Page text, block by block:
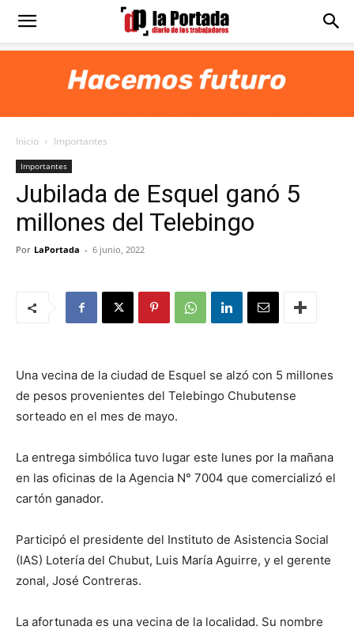
Diario
Portada
Inicio Importantes
Importantes
Jubilada de Esquel ganó 5
millones del Telebingo
Por LaPortada - 6 junio, 2022
Una vecina de la ciudad de Esquel se alzó con 5 millones
de pesos provenientes del Telebingo Chubutense
sorteado en el mes de mayo.
La entrega simbólica tuvo lugar este lunes por la mañana
en las oficinas de la Agencia N° 7004 que comercializó el
cartón ganador.
Participó el presidente del Instituto de Asistencia Social
(IAS) Lotería del Chubut, Luis María Aguirre, y el gerente
zonal, José Contreras.
La afortunada es una vecina de la localidad. Su nombre